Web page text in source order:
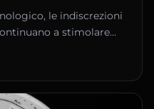
le indiscrezioni
a stimolare